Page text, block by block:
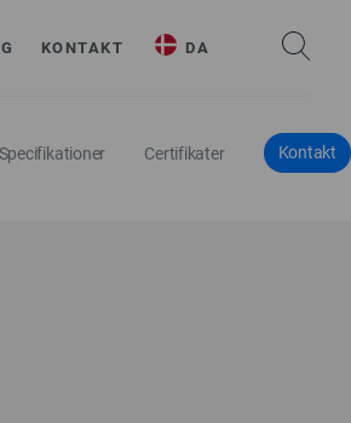
KONTAKT DA
Specifikationer Certifikater Kontakt